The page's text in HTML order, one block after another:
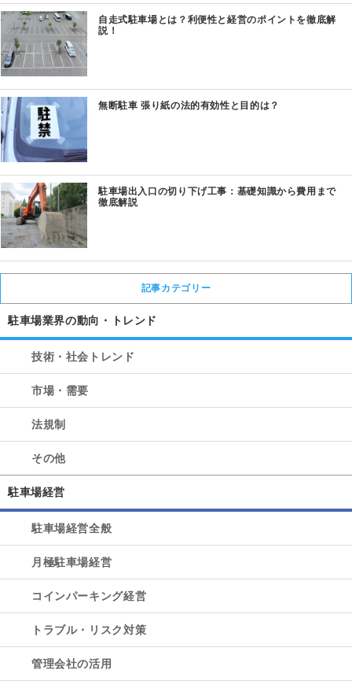
自走式駐車場とは？利便性と経営のポイントを徹底解
説！
無断駐車 張り紙の法的有効性と目的は？
駐車場出入口の切り下げ工事：基礎知識から費用まで
徹底解説
記事カテゴリー
駐車場業界の動向・トレンド
技術・社会トレンド
市場・需要
法規制
その他
駐車場経営
駐車場経営全般
月極駐車場経営
コインパーキング経営
トラブル・リスク対策
管理会社の活用